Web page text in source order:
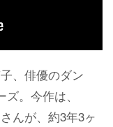
、俳優のダン
。今作は、
んが、約3年3ヶ